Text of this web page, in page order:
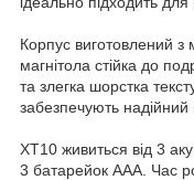
Корпус виготовлений з
магнітола стійка до
та злегка шорстка
забезпечують надійний
XT10 живиться від 3
3 батарейок AAA. Час